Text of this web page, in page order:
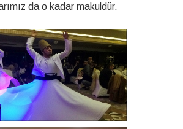
da o kadar makuldür.